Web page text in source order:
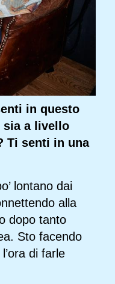
in questo
sia a livello
Ti senti in una
lontano dai
alla
dopo tanto
Sto facendo
di farle